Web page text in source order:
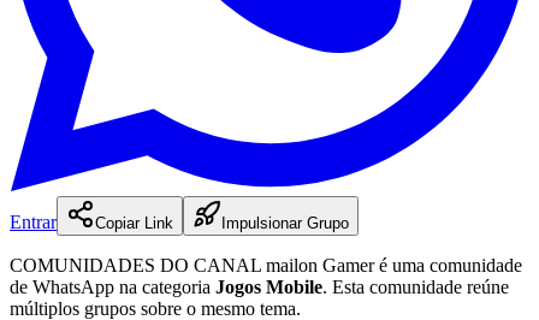
Entrar Copiar Link Impulsionar Grupo
COMUNIDADES DO CANAL mailon Gameré uma comunidade
de WhatsApp na categoria Jogos Mobile. Esta comunidade reúne
múltiplos grupos sobre o mesmo tema.